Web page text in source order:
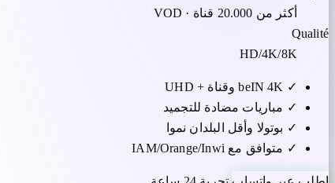
أكثر من 20.000 قناة · VOD
Qualité
HD/4K/8K
✓
✓ مباريات مضادة للتجميد
✓ بوتولا وأقل البلدان نموا
✓ متوافق مع IAM/Orange/Inwi